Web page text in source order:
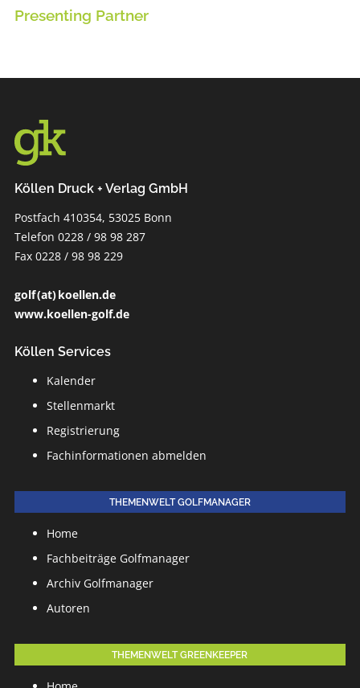
Presenting Partner
Köllen Druck + Verlag GmbH
Postfach 410354, 53025 Bonn
Telefon 0228 / 98 98 287
Fax 0228 / 98 98 229
golf (at) koellen.de
www.koellen-golf.de
Köllen Services
Kalender
Stellenmarkt
Registrierung
Fachinformationen abmelden
THEMENWELT GOLFMANAGER
Home
Fachbeiträge Golfmanager
Archiv Golfmanager
Autoren
THEMENWELT GREENKEEPER